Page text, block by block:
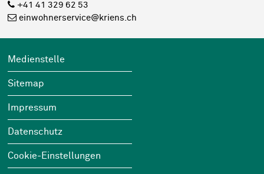
+41 41 329 62 53
einwohnerservice@kriens.ch
Footer
Wichtige Links
Medienstelle
Sitemap
Impressum
Datenschutz
Cookie-Einstellungen